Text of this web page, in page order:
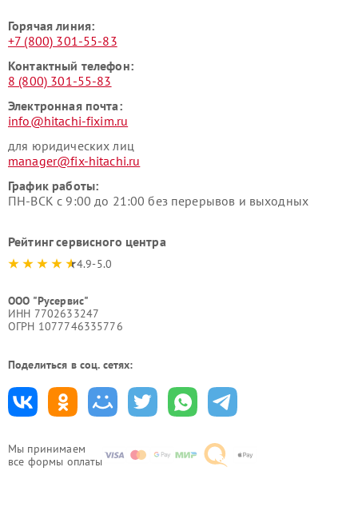
Мы принимаем
все формы оплаты
Горячая линия:
+7 (800) 301-55-83
Контактный телефон:
8 (800) 301-55-83
Электронная почта:
info@hitachi-fixim.ru
для юридических лиц
manager@fix-hitachi.ru
График работы:
ПН-ВСК с 9:00 до 21:00 без перерывов и выходных
Рейтинг сервисного центра
4.9-5.0
ООО "Русервис"
ИНН 7702633247
ОГРН 1077746335776
Поделиться в соц. сетях: